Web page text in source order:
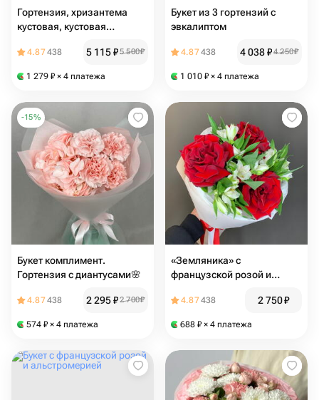
Гортензия, хризантема
кустовая, кустовая
/ авторский букет 🌟
4.87438 5 115₽5 500₽
1 279 ₽ × 4 платежа
Букет из 3 гортензий с
эвкалиптом
4.87438 4 038₽4 250₽
1 010 ₽ × 4 платежа
-15%
Букет комплимент.
Гортензия с диантусами🌸
4.87438 2 295₽2 700₽
574 ₽ × 4 платежа
«Земляника» с
французской розой и
4.87438 2 750₽
688 ₽ × 4 платежа